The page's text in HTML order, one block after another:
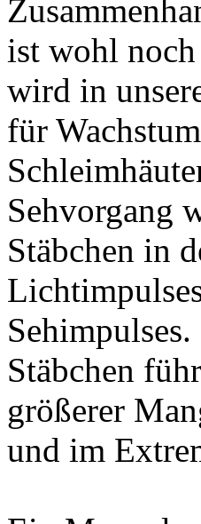
ist wohl
wird in
für
Sehvorgang
Stäbchen in
Stäbchen
größerer
und im